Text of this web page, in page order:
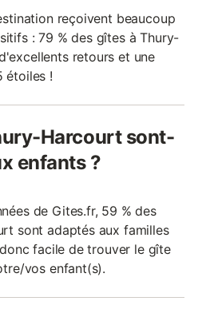
reçoivent beaucoup
: 79 % des gîtes à Thury-
retours et une
étoiles !
Harcourt sont-
enfants ?
de Gites.fr, 59 % des
sont adaptés aux familles
facile de trouver le gîte
vos enfant(s).